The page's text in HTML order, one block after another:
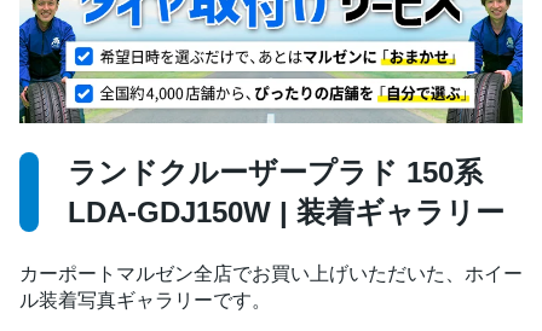
ランドクルーザープラド 150系
LDA-GDJ150W | 装着ギャラリー
カーポートマルゼン全店でお買い上げいただいた、ホイー
ル装着写真ギャラリーです。